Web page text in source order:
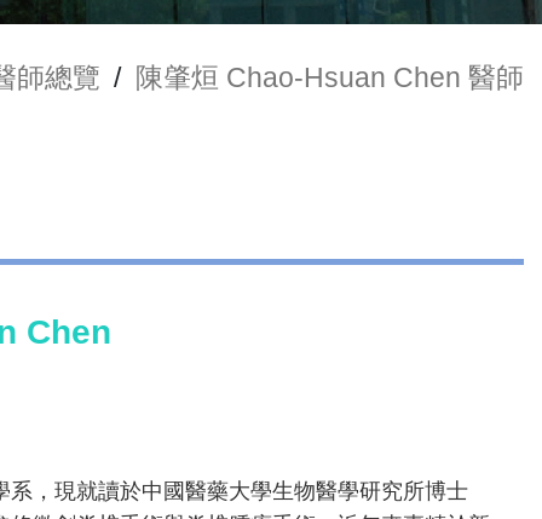
師總覽 / 陳肇烜 Chao-Hsuan Chen 醫師
Chen
，現就讀於中國醫藥大學生物醫學研究所博士